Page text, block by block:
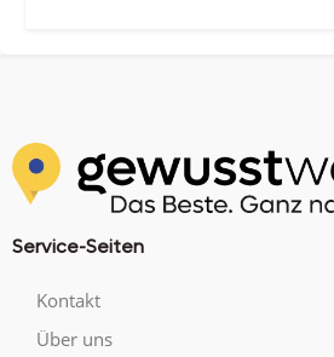
Service-Seiten
Kontakt
Über uns